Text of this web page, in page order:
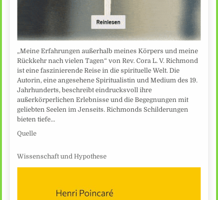
„Meine Erfahrungen außerhalb meines Körpers und meine
Rückkehr nach vielen Tagen“ von Rev. Cora L. V. Richmond
ist eine faszinierende Reise in die spirituelle Welt. Die
Autorin, eine angesehene Spiritualistin und Medium des 19.
Jahrhunderts, beschreibt eindrucksvoll ihre
außerkörperlichen Erlebnisse und die Begegnungen mit
geliebten Seelen im Jenseits. Richmonds Schilderungen
bieten tiefe…
Quelle
Wissenschaft und Hypothese